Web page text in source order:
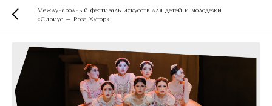
Международный фестиваль искусств для детей и молодежи
«Сириус – Роза Хутор».